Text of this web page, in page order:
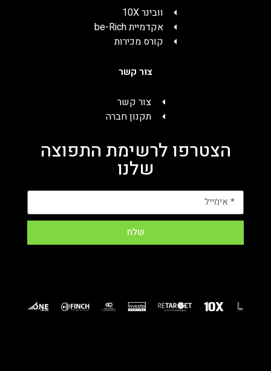
וובינר 10X
אקדמיית be-Rich
קורס מכירות
צור קשר
צור קשר
תקנון חברה
הצטרפו לרשימת התפוצה
שלנו
שלח